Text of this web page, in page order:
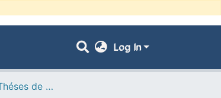
Log In
- [FSNV-BIO] Théses de Master II